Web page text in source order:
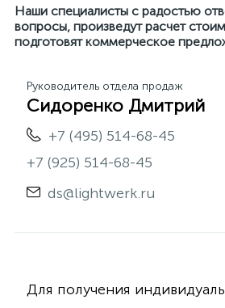
Наши специалисты с радостью
вопросы, произведут расчет
подготовят коммерческое
Руководитель отдела продаж
Сидоренко Дмитрий
+7 (495) 514-68-45
+7 (925) 514-68-45
ds@lightwerk.ru
Для получения